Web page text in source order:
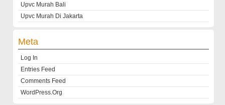
Upvc Murah Bali
Upvc Murah Di Jakarta
Meta
Log In
Entries Feed
Comments Feed
WordPress.org